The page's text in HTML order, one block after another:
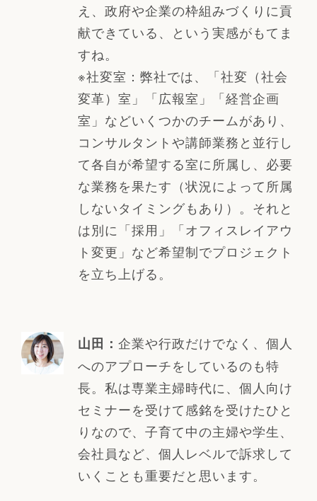
え、政府や企業の枠組みづくりに貢
献できている、という実感がもてま
すね。
※社変室：弊社では、「社変（社会
変革）室」「広報室」「経営企画
室」などいくつかのチームがあり、
コンサルタントや講師業務と並行し
て各自が希望する室に所属し、必要
な業務を果たす（状況によって所属
しないタイミングもあり）。それと
は別に「採用」「オフィスレイアウ
ト変更」など希望制でプロジェクト
を立ち上げる。
山田： 企業や行政だけでなく、個人
へのアプローチをしているのも特
長。私は専業主婦時代に、個人向け
セミナーを受けて感銘を受けたひと
りなので、子育て中の主婦や学生、
会社員など、個人レベルで訴求して
いくことも重要だと思います。